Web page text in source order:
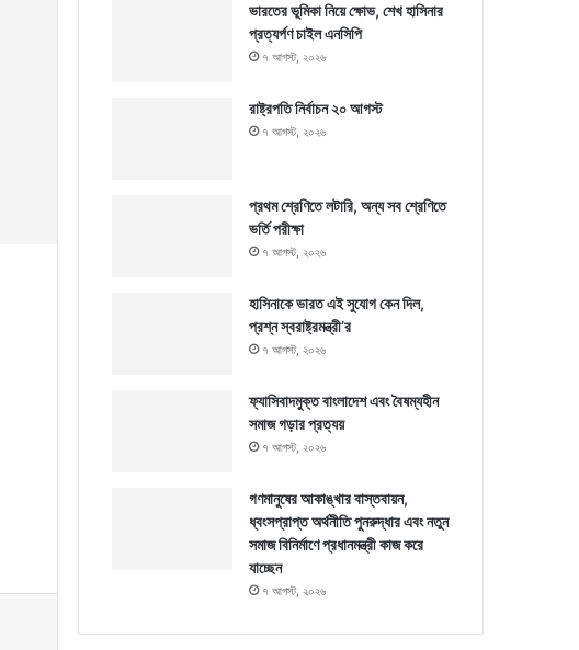
ভারতের ভূমিকা নিয়ে ক্ষোভ, শেখ হাসিনার
প্রত্যর্পণ চাইল এনসিপি
৭ আগস্ট, ২০২৬
রাষ্ট্রপতি নির্বাচন ২০ আগস্ট
৭ আগস্ট, ২০২৬
প্রথম শ্রেণিতে লটারি, অন্য সব শ্রেণিতে
ভর্তি পরীক্ষা
৭ আগস্ট, ২০২৬
হাসিনাকে ভারত এই সুযোগ কেন দিল,
প্রশ্ন স্বরাষ্ট্রমন্ত্রী’র
৭ আগস্ট, ২০২৬
ফ্যাসিবাদমুক্ত বাংলাদেশ এবং বৈষম্যহীন
সমাজ গড়ার প্রত্যয়
৭ আগস্ট, ২০২৬
গণমানুষের আকাঙ্খার বাস্তবায়ন,
ধ্বংসপ্রাপ্ত অর্থনীতি পুনরুদ্ধার এবং নতুন
সমাজ বিনির্মাণে প্রধানমন্ত্রী কাজ করে
যাচ্ছেন
৭ আগস্ট, ২০২৬